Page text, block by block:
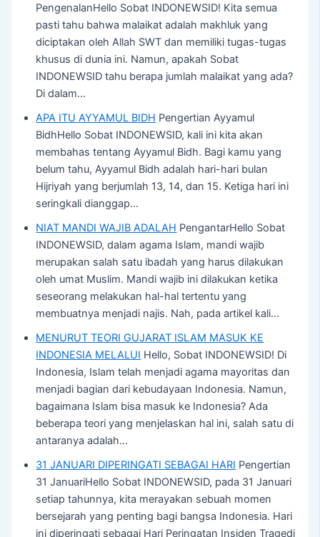
PengenalanHello Sobat INDONEWSID! Kita semua
pasti tahu bahwa malaikat adalah makhluk yang
diciptakan oleh Allah SWT dan memiliki tugas-tugas
khusus di dunia ini. Namun, apakah Sobat
INDONEWSID tahu berapa jumlah malaikat yang ada?
Di dalam…
APA ITU AYYAMUL BIDH Pengertian Ayyamul
BidhHello Sobat INDONEWSID, kali ini kita akan
membahas tentang Ayyamul Bidh. Bagi kamu yang
belum tahu, Ayyamul Bidh adalah hari-hari bulan
Hijriyah yang berjumlah 13, 14, dan 15. Ketiga hari ini
seringkali dianggap…
NIAT MANDI WAJIB ADALAH PengantarHello Sobat
INDONEWSID, dalam agama Islam, mandi wajib
merupakan salah satu ibadah yang harus dilakukan
oleh umat Muslim. Mandi wajib ini dilakukan ketika
seseorang melakukan hal-hal tertentu yang
membuatnya menjadi najis. Nah, pada artikel kali…
MENURUT TEORI GUJARAT ISLAM MASUK KE
INDONESIA MELALUI Hello, Sobat INDONEWSID! Di
Indonesia, Islam telah menjadi agama mayoritas dan
menjadi bagian dari kebudayaan Indonesia. Namun,
bagaimana Islam bisa masuk ke Indonesia? Ada
beberapa teori yang menjelaskan hal ini, salah satu di
antaranya adalah…
31 JANUARI DIPERINGATI SEBAGAI HARI Pengertian
31 JanuariHello Sobat INDONEWSID, pada 31 Januari
setiap tahunnya, kita merayakan sebuah momen
bersejarah yang penting bagi bangsa Indonesia. Hari
ini diperingati sebagai Hari Peringatan Insiden Tragedi